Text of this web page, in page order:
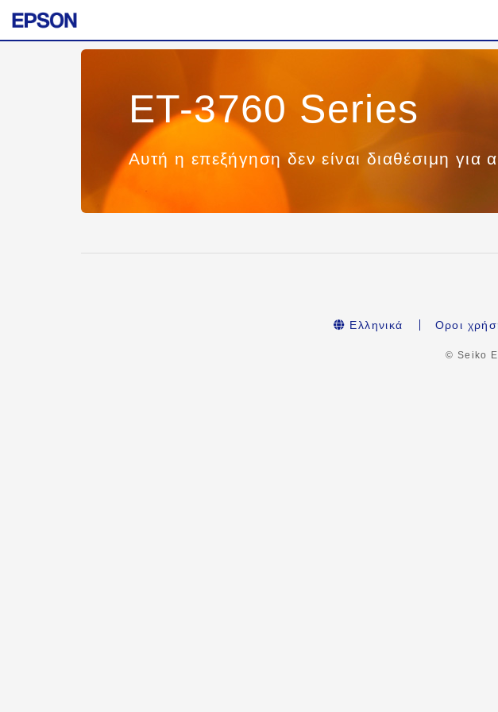
ET-3760 Series
Αυτή η επεξήγηση δεν είναι διαθέσιμη για
Ελληνικά Οροι
© Seiko